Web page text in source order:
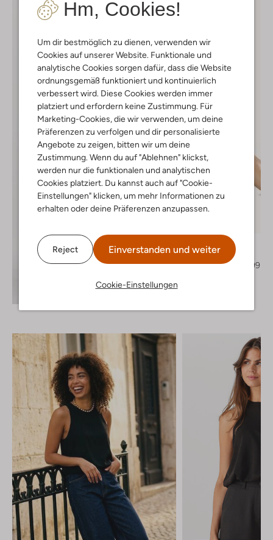
Hm, Cookies!
Um dir bestmöglich zu dienen, verwenden wir
Cookies auf unserer Website. Funktionale und
analytische Cookies sorgen dafür, dass die Website
ordnungsgemäß funktioniert und kontinuierlich
verbessert wird. Diese Cookies werden immer
platziert und erfordern keine Zustimmung. Für
Marketing-Cookies, die wir verwenden, um deine
Präferenzen zu verfolgen und dir personalisierte
Angebote zu zeigen, bitten wir um deine
Zustimmung. Wenn du auf "Ablehnen" klickst,
werden nur die funktionalen und analytischen
Cookies platziert. Du kannst auch auf "Cookie-
Einstellungen" klicken, um mehr Informationen zu
erhalten oder deine Präferenzen anzupassen.
Reject Einverstanden und weiter
Cookie-Einstellungen
Entdecke den Look
Slingbacks
€ 129,99
€ 64,99